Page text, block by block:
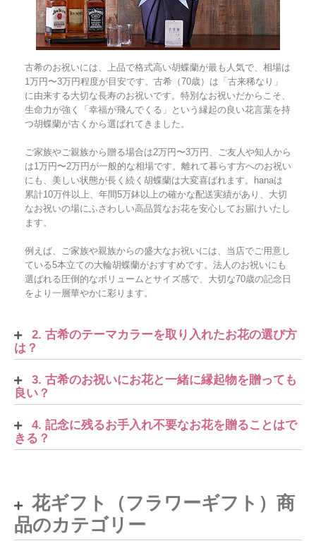
古希のお祝いには、上品で格式高い胡蝶蘭が最も人気で、相場は
1万円〜3万円程度が目安です。古希（70歳）は「古来稀なり」
に由来する大切な長寿のお祝いです。特別なお祝いだからこそ、
生命力が強く「幸福が飛んでくる」という縁起の良い花言葉を持
つ胡蝶蘭が古くから選ばれてきました。
ご家族やご親族から贈る場合は2万円〜3万円、ご友人や知人から
は1万円〜2万円が一般的な相場です。離れて暮らす方へのお祝い
にも、美しい状態が長く続く胡蝶蘭は大変喜ばれます。hanaは
累計10万件以上、年間5万鉢以上の確かな配送実績があり、大切
なお祝いの場にふさわしい高品質なお花を安心してお届けいたし
ます。
例えば、ご家族や親族からの盛大なお祝いには、当店でご用意し
ている5本立ての大輪胡蝶蘭がおすすめです。法人のお祝いにも
選ばれる圧倒的なボリュームとサイズ感で、大切な70歳の記念日
をより一層華やかに彩ります。
2. 古希のテーマカラーを取り入れたお花の選び方
は？
3. 古希のお祝いにお花と一緒に縁起物を贈っても
良い？
4. 記念に残るお手入れ不要なお花を贈ることはで
きる？
花ギフト（フラワーギフト）商
品のカテゴリー